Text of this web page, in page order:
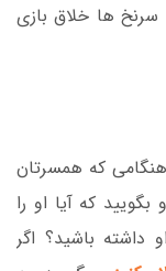
ها خلاق بازی
هنگامی که همسرتان
که آیا او را
باشید؟ اگر